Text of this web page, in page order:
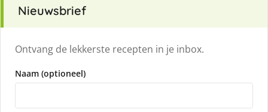
Nieuwsbrief
Ontvang de lekkerste recepten in je inbox.
Naam (optioneel)